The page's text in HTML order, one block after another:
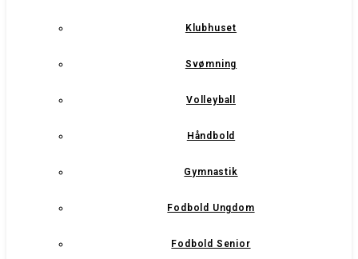
Klubhuset
Svømning
Volleyball
Håndbold
Gymnastik
Fodbold Ungdom
Fodbold Senior